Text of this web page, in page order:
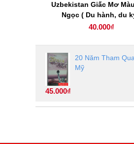
Uzbekistan Giấc Mơ
Ngọc ( Du hành, du
40.000₫
20 Năm Tham
Mỹ
45.000₫